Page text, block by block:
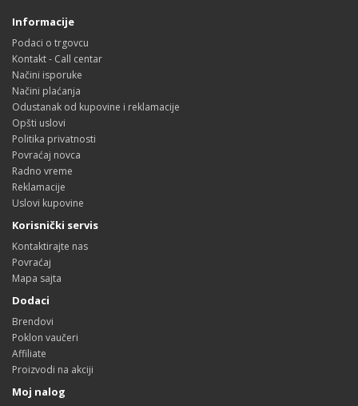
Informacije
Podaci o trgovcu
Kontakt - Call centar
Načini isporuke
Načini plaćanja
Odustanak od kupovine i reklamacije
Opšti uslovi
Politika privatnosti
Povraćaj novca
Radno vreme
Reklamacije
Uslovi kupovine
Korisnički servis
Kontaktirajte nas
Povraćaj
Mapa sajta
Dodaci
Brendovi
Poklon vaučeri
Affiliate
Proizvodi na akciji
Moj nalog